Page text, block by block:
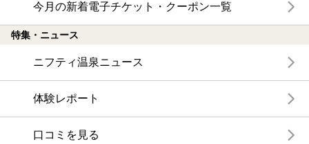
今月の新着電子チケット・クーポン一覧
特集・ニュース
ニフティ温泉ニュース
体験レポート
口コミを見る